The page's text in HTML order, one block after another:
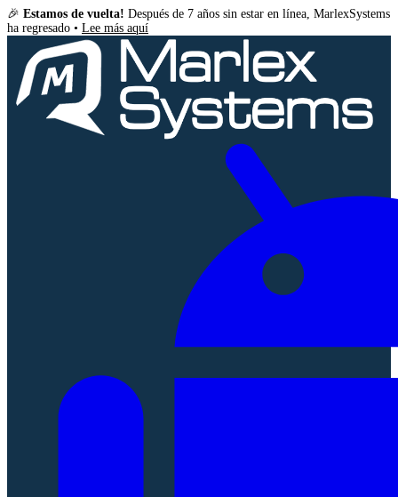
🎉 Estamos de vuelta! Después de 7 años sin estar en línea, MarlexSystems
ha regresado • Lee más aquí